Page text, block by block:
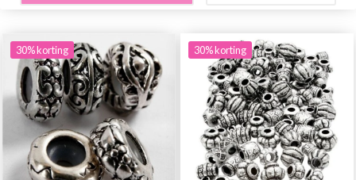
30% korting 30% korting